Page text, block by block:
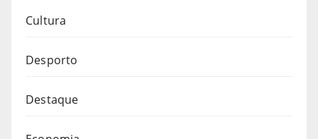
Cultura
Desporto
Destaque